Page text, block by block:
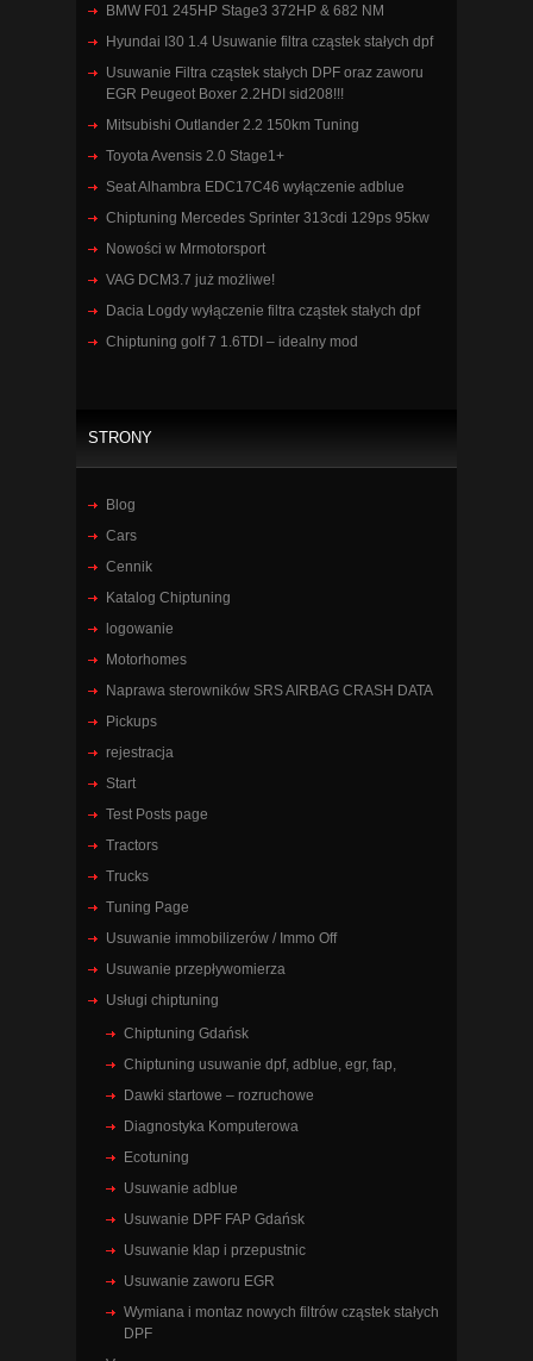
BMW F01 245HP Stage3 372HP & 682 NM
Hyundai I30 1.4 Usuwanie filtra cząstek stałych dpf
Usuwanie Filtra cząstek stałych DPF oraz zaworu
EGR Peugeot Boxer 2.2HDI sid208!!!
Mitsubishi Outlander 2.2 150km Tuning
Toyota Avensis 2.0 Stage1+
Seat Alhambra EDC17C46 wyłączenie adblue
Chiptuning Mercedes Sprinter 313cdi 129ps 95kw
Nowości w Mrmotorsport
VAG DCM3.7 już możliwe!
Dacia Logdy wyłączenie filtra cząstek stałych dpf
Chiptuning golf 7 1.6TDI – idealny mod
STRONY
Blog
Cars
Cennik
Katalog Chiptuning
logowanie
Motorhomes
Naprawa sterowników SRS AIRBAG CRASH DATA
Pickups
rejestracja
Start
Test Posts page
Tractors
Trucks
Tuning Page
Usuwanie immobilizerów / Immo Off
Usuwanie przepływomierza
Usługi chiptuning
Chiptuning Gdańsk
Chiptuning usuwanie dpf, adblue, egr, fap,
Dawki startowe – rozruchowe
Diagnostyka Komputerowa
Ecotuning
Usuwanie adblue
Usuwanie DPF FAP Gdańsk
Usuwanie klap i przepustnic
Usuwanie zaworu EGR
Wymiana i montaz nowych filtrów cząstek stałych
DPF